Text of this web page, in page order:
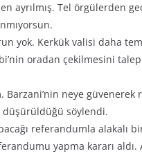
ayrılmış. Tel örgülerden
yok. Kerkük valisi daha
oradan çekilmesini
neye güvenerek
düşürüldüğü söylendi.
referandumla alakalı
yapma kararı aldı.